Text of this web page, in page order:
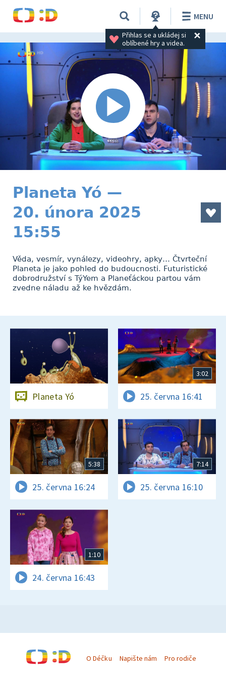
Přihlas se a ukládej si
oblíbené hry a videa.
MENU
Planeta Yó —
20. února 2025
15:55
Věda, vesmír, vynálezy, videohry, apky… Čtvrteční
Planeta je jako pohled do budoucnosti. Futuristické
dobrodružství s TýYem a Planeťáckou partou vám
zvedne náladu až ke hvězdám.
Planeta Yó
3:02
25. června 16:41
5:38
25. června 16:24
7:14
25. června 16:10
1:10
24. června 16:43
O Déčku Napište nám Pro rodiče